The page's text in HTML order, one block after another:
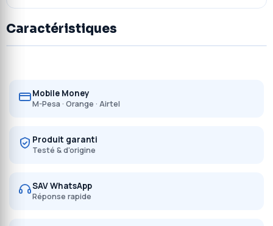
Caractéristiques
Mobile Money
M-Pesa · Orange · Airtel
Produit garanti
Testé & d'origine
SAV WhatsApp
Réponse rapide